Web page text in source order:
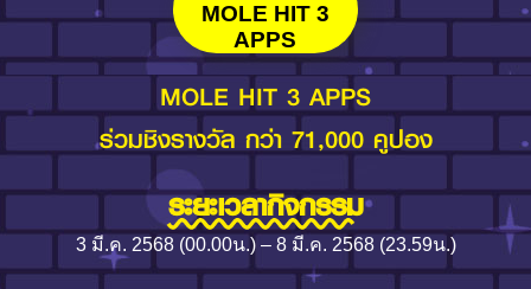
MOLE HIT 3
APPS
MOLE HIT 3 APPS
ร่วมชิงรางวัล กว่า 71,000 คูปอง
ระยะเวลากิจกรรม
3 มี.ค. 2568 (00.00น.) – 8 มี.ค. 2568 (23.59น.)